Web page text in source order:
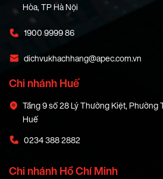
Hòa, TP Hà Nội
1900 9999 86
dichvukhachhang@apec.com.vn
Chi nhánh Huế
Tầng 9 số 28 Lý Thường Kiệt, Phường
Huế
0234 388 2882
Chi nhánh Hồ Chí Minh